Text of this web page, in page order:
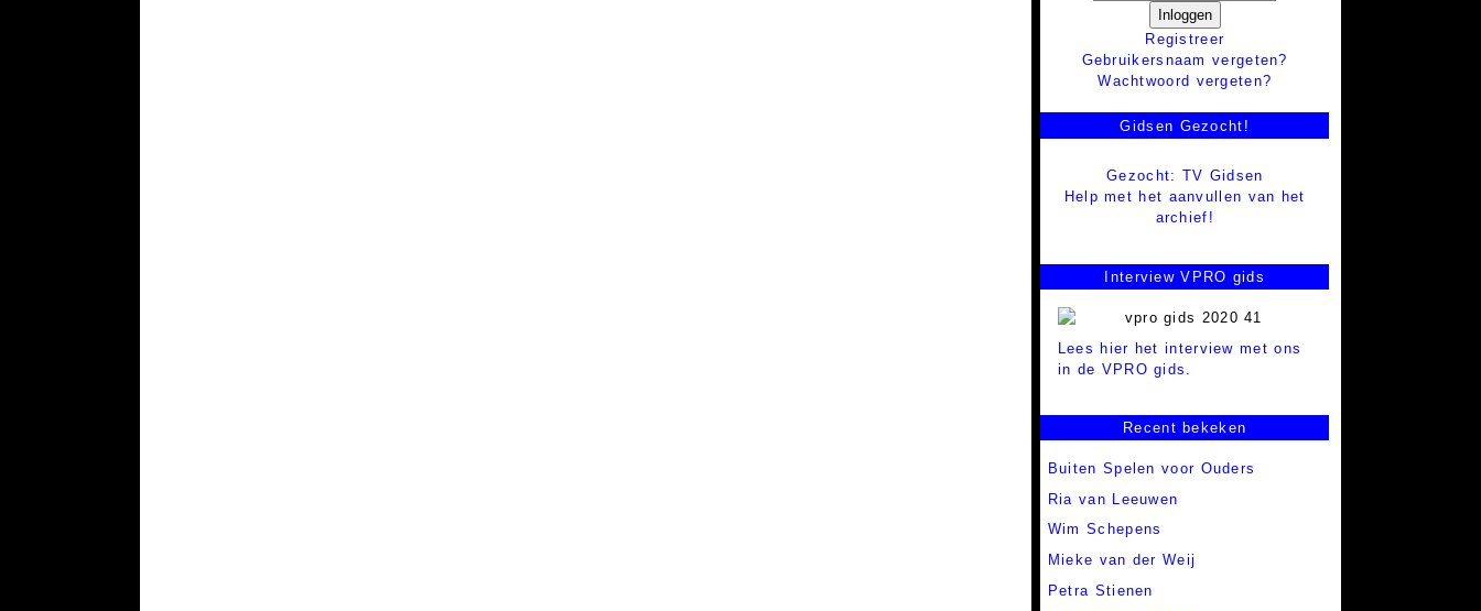
Inloggen
Registreer
Gebruikersnaam vergeten?
Wachtwoord vergeten?
Gidsen Gezocht!
Gezocht: TV Gidsen
Help met het aanvullen van het
archief!
Interview VPRO gids
Lees hier het interview met ons
in de VPRO gids.
Recent bekeken
Buiten Spelen voor Ouders
Ria van Leeuwen
Wim Schepens
Mieke van der Weij
Petra Stienen